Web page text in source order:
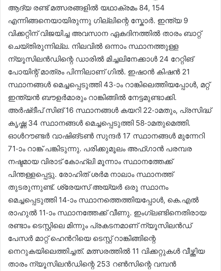
ആദ്യ രണ്ട് മത്സരങ്ങളിൽ യഥാക്രമം 84, 154
എന്നിങ്ങനെയായിരുന്നു ഗില്ലിന്റെ സ്കോർ. ഇന്ത്യ 9
വിക്കറ്റിന് വിജയിച്ച അവസാന ഏകദിനത്തിൽ താരം ബാറ്റ്
ചെയ്തിരുന്നില്ല. നിലവിൽ ഒന്നാം സ്ഥാനത്തുള്ള
ന്യൂസിലൻഡിന്റെ ഡാരിൽ മിച്ചലിനേക്കാൾ 24 റേറ്റിങ്
പോയിന്റ് മാത്രം പിന്നിലാണ് ഗിൽ. ഇഷാൻ കിഷൻ 21
സ്ഥാനങ്ങൾ മെച്ചപ്പെടുത്തി 43-ാം റാങ്കിലെത്തിയപ്പോൾ, മറ്റ്
ഇന്ത്യൻ ബൗളർമാരും റാങ്കിങ്ങിൽ നേട്ടമുണ്ടാക്കി.
അർഷ്ദീപ് സിങ് 16 സ്ഥാനങ്ങൾ കയറി 22-ാമതും, പ്രസിദ്ധ്
കൃഷ്ണ 34 സ്ഥാനങ്ങൾ മെച്ചപ്പെടുത്തി 58-ാമതുമെത്തി.
ഓൾറൗണ്ടർ വാഷിങ്ടൺ സുന്ദർ 17 സ്ഥാനങ്ങൾ മുന്നേറി
71-ാം റാങ്ക് പങ്കിടുന്നു. പരിക്കുമൂലം അഫ്ഗാൻ പരമ്പര
നഷ്ടമായ വിരാട് കോഹ്‌ലി മൂന്നാം സ്ഥാനത്തേക്ക്
പിന്തള്ളപ്പെട്ടു. രോഹിത് ശർമ നാലാം സ്ഥാനത്ത്
തുടരുന്നുണ്ട്. ശ്രേയസ് അയ്യർ ഒരു സ്ഥാനം
മെച്ചപ്പെടുത്തി 14-ാം സ്ഥാനത്തെത്തിയപ്പോൾ, കെ.എൽ
രാഹുൽ 11-ാം സ്ഥാനത്തേക്ക് വീണു. ഇംഗ്ലണ്ടിനെതിരായ
രണ്ടാം ടെസ്റ്റിലെ മിന്നും പ്രകടനമാണ് ന്യൂസിലൻഡ്
പേസർ മാറ്റ് ഹെൻറിയെ ടെസ്റ്റ് റാങ്കിങ്ങിന്റെ
നെറുകയിലെത്തിച്ചത്. മത്സരത്തിൽ 11 വിക്കറ്റുകൾ വീഴ്ത്തിയ
താരം ന്യൂസിലൻഡിന്റെ 253 റൺസിന്റെ വമ്പൻ